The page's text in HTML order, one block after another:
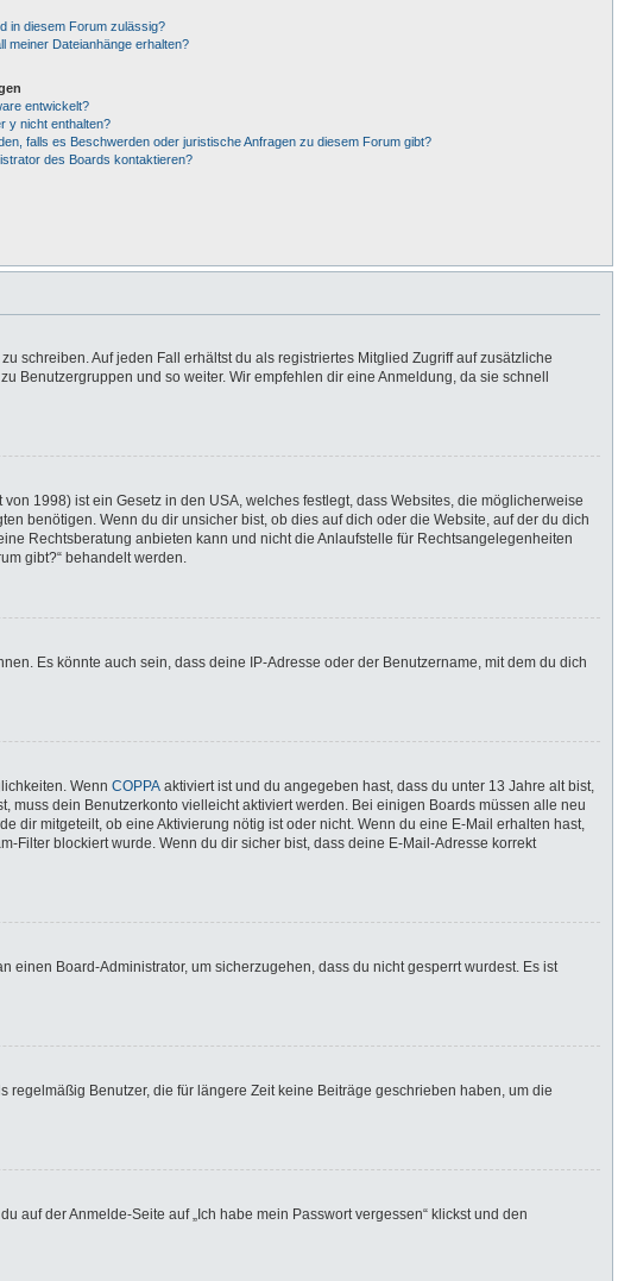
in diesem Forum zulässig?
meiner Dateianhänge erhalten?
entwickelt?
y nicht enthalten?
falls es Beschwerden oder juristische Anfragen zu diesem Forum gibt?
des Boards kontaktieren?
schreiben. Auf jeden Fall erhältst du als registriertes Mitglied Zugriff auf zusätzliche
Benutzergruppen und so weiter. Wir empfehlen dir eine Anmeldung, da sie schnell
1998) ist ein Gesetz in den USA, welches festlegt, dass Websites, die möglicherweise
benötigen. Wenn du dir unsicher bist, ob dies auf dich oder die Website, auf der du dich
Rechtsberatung anbieten kann und nicht die Anlaufstelle für Rechtsangelegenheiten
gibt?“ behandelt werden.
Es könnte auch sein, dass deine IP-Adresse oder der Benutzername, mit dem du dich
Wenn COPPA aktiviert ist und du angegeben hast, dass du unter 13 Jahre alt bist,
dein Benutzerkonto vielleicht aktiviert werden. Bei einigen Boards müssen alle neu
dir mitgeteilt, ob eine Aktivierung nötig ist oder nicht. Wenn du eine E-Mail erhalten hast,
Filter blockiert wurde. Wenn du dir sicher bist, dass deine E-Mail-Adresse korrekt
Board-Administrator, um sicherzugehen, dass du nicht gesperrt wurdest. Es ist
Benutzer, die für längere Zeit keine Beiträge geschrieben haben, um die
auf der Anmelde-Seite auf „Ich habe mein Passwort vergessen“ klickst und den